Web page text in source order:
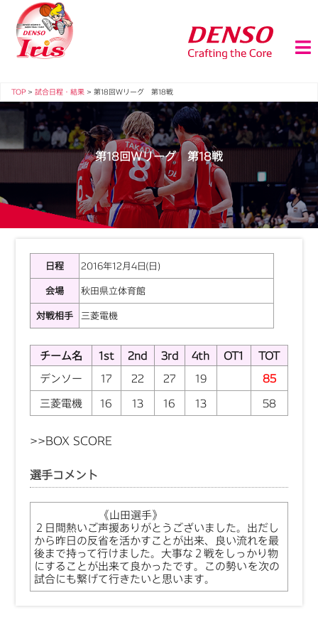
TOP > 試合日程・結果 > 第18回Ｗリーグ 第18戦
第18回Ｗリーグ 第18戦
日程
2016年12月4日(日)
会場
秋田県立体育館
対戦相手
三菱電機
チーム名 1st 2nd 3rd 4th OT1
TOT
デンソー
17 22 27 19
85
三菱電機
16 13 16 13 58
>>BOX SCORE
選手コメント
《山田選手》
２日間熱いご声援ありがとうございました。出だし
から昨日の反省を活かすことが出来、良い流れを最
後まで持って行けました。大事な２戦をしっかり物
にすることが出来て良かったです。この勢いを次の
試合にも繋げて行きたいと思います。